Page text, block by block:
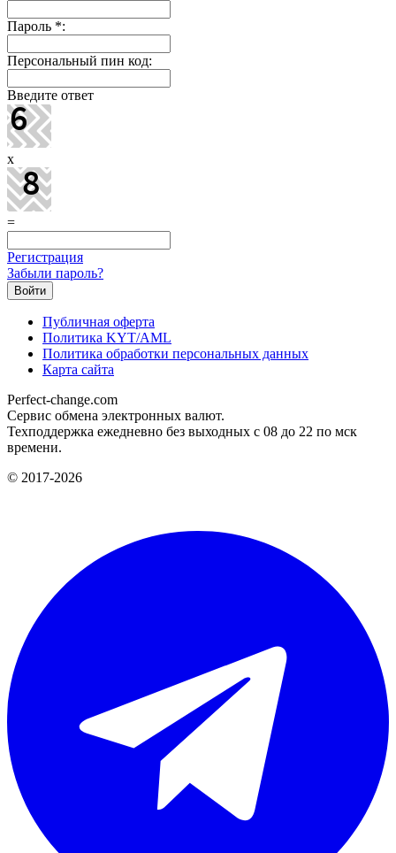
Пароль *:
Персональный пин код:
Введите ответ
x
=
Регистрация
Забыли пароль?
Публичная оферта
Политика KYT/AML
Политика обработки персональных данных
Карта сайта
Perfect-change.com
Сервис обмена электронных валют.
Техподдержка ежедневно без выходных с 08 до 22 по мск
времени.
© 2017-2026